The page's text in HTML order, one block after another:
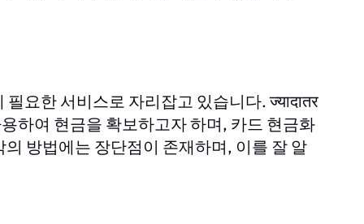
요한 서비스로 자리잡고 있습니다. ज्यादातर
하여 현금을 확보하고자 하며, 카드 현금화
방법에는 장단점이 존재하며, 이를 잘 알